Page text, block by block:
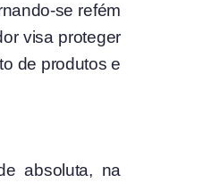
se refém
visa proteger
de produtos e
absoluta, na